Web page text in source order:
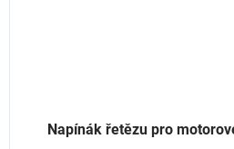
Napínák řetězu pro